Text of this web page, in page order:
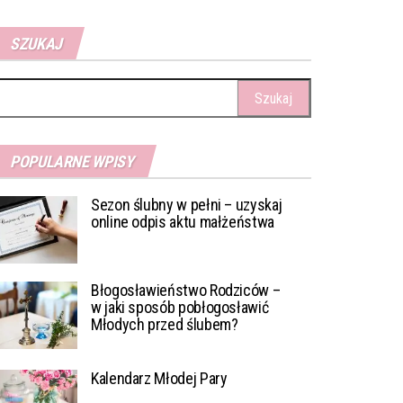
SZUKAJ
POPULARNE WPISY
Sezon ślubny w pełni – uzyskaj
online odpis aktu małżeństwa
Błogosławieństwo Rodziców –
w jaki sposób pobłogosławić
Młodych przed ślubem?
Kalendarz Młodej Pary